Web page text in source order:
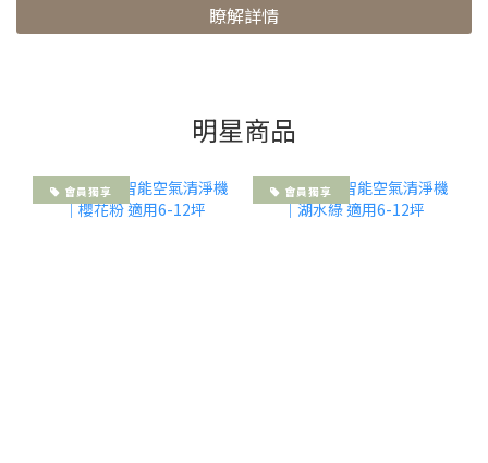
瞭解詳情
明星商品
會員獨享 會員獨享